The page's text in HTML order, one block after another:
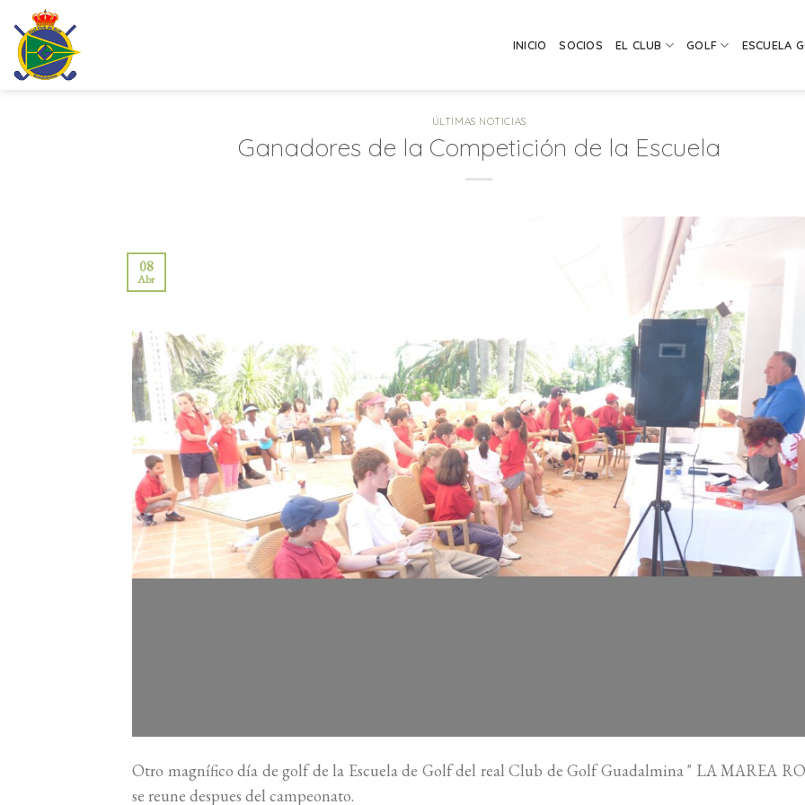
contenido
INICIO SOCIOS EL CLUB GOLF ESCUELA
ÚLTIMAS NOTICIAS
Ganadores de la Competición de la Escuela
08
Abr
Otro magnífico día de golf de la Escuela de Golf del real Club de Golf Guadalmina " LA MAREA
se reune despues del campeonato.